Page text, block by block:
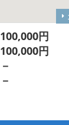
100,000円
100,000円
－
－